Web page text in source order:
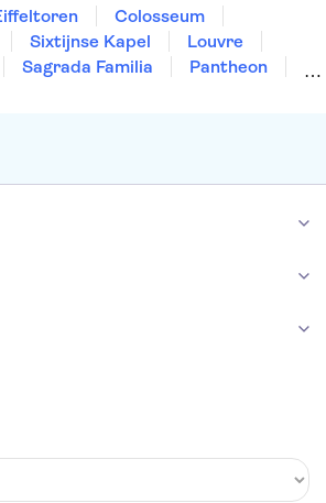
Colosseum
Sixtijnse Kapel
Louvre
Sagrada Familia
Pantheon